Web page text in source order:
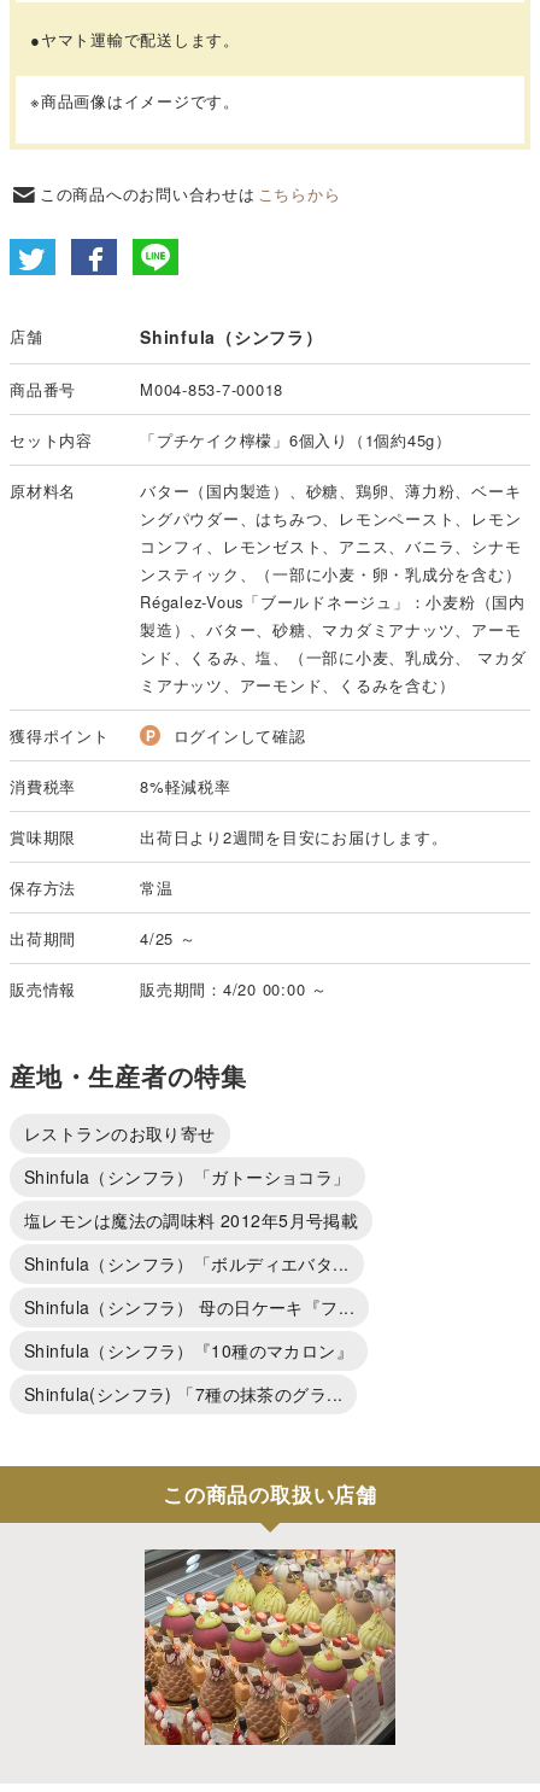
●ヤマト運輸で配送します。
※商品画像はイメージです。
この商品へのお問い合わせは こちらから
店舗 Shinfula（シンフラ）
商品番号 M004-853-7-00018
セット内容 「プチケイク檸檬」6個入り（1個約45g）
原材料名
バター（国内製造）、砂糖、鶏卵、薄力粉、ベーキ
ングパウダー、はちみつ、レモンペースト、レモン
コンフィ、レモンゼスト、アニス、バニラ、シナモ
ンスティック、（一部に小麦・卵・乳成分を含む）
Régalez-Vous「ブールドネージュ」：小麦粉（国内
製造）、バター、砂糖、マカダミアナッツ、アーモ
ンド、くるみ、塩、（一部に小麦、乳成分、 マカダ
ミアナッツ、アーモンド、くるみを含む）
獲得ポイント ログインして確認
消費税率 8%軽減税率
賞味期限 出荷日より2週間を目安にお届けします。
保存方法 常温
出荷期間 4/25 ～
販売情報 販売期間：4/20 00:00 ～
産地・生産者の特集
レストランのお取り寄せ
Shinfula（シンフラ）「ガトーショコラ」
塩レモンは魔法の調味料 2012年5月号掲載
Shinfula（シンフラ）「ボルディエバタ...
Shinfula（シンフラ） 母の日ケーキ『フ...
Shinfula（シンフラ）『10種のマカロン』
Shinfula(シンフラ) 「7種の抹茶のグラ...
この商品の取扱い店舗